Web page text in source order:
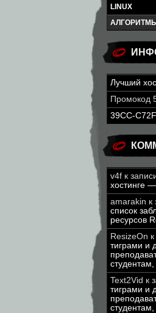
LINUX
АЛГОРИТМЫ
Лучший
Промокод
39CC-
v4f к
хостинге
amarakin к
список
ресурсов
ResizeOn
тиграми и
Text2Vid к
тиграми и